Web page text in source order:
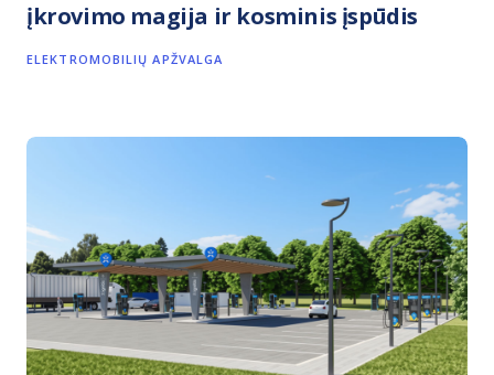
įkrovimo magija ir kosminis įspūdis
ELEKTROMOBILIŲ APŽVALGA